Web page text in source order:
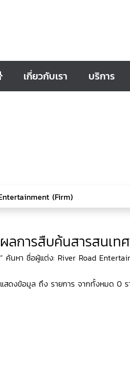
เกี่ยวกับเรา บริการ
ผลการสืบค้นสารสนเทศ
“ ค้นหา ชื่อผู้แต่ง: River Road
แสดงข้อมูล ถึง รายการ จากทั้งหมด 0 ร